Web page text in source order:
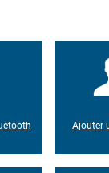
Ajouter